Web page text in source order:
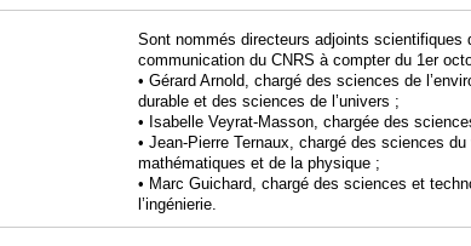
Sont nommés directeurs adjoints scientifiques
communication du CNRS à compter du 1er
• Gérard Arnold, chargé des sciences de
durable et des sciences de l’univers ;
• Isabelle Veyrat-Masson, chargée des
• Jean-Pierre Ternaux, chargé des sciences
mathématiques et de la physique ;
• Marc Guichard, chargé des sciences et
l’ingénierie.